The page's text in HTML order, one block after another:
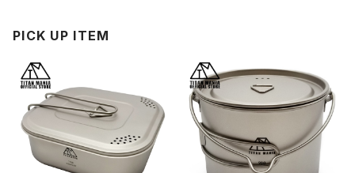
PICK UP ITEM